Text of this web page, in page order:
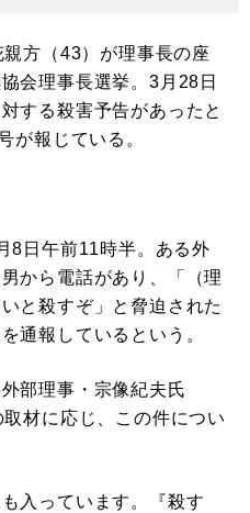
方（43）が理事長の座
会理事長選挙。3月28日
する殺害予告があったと
が報じている。
8日午前11時半。ある外
から電話があり、「（理
と殺すぞ」と脅迫された
通報しているという。
部理事・宗像紀夫氏
材に応じ、この件につい
入っています。『殺す